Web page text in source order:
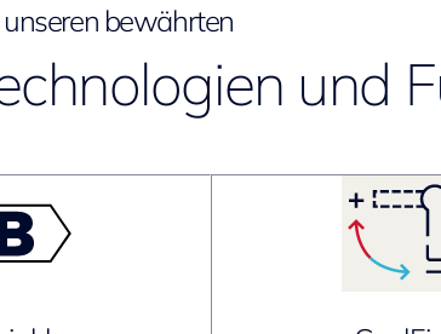
unseren bewährten
und